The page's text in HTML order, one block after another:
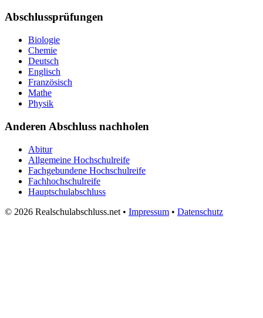
Abschlussprüfungen
Biologie
Chemie
Deutsch
Englisch
Französisch
Mathe
Physik
Anderen Abschluss nachholen
Abitur
Allgemeine Hochschulreife
Fachgebundene Hochschulreife
Fachhochschulreife
Hauptschulabschluss
© 2026 Realschulabschluss.net • Impressum • Datenschutz